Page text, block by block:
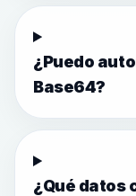
¿Puedo
Base64?
¿Qué datos